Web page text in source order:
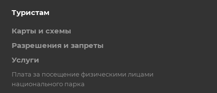
Туристам
Карты и схемы
Разрешения и запреты
Услуги
Плата за посещение физическими лицами
национального парка